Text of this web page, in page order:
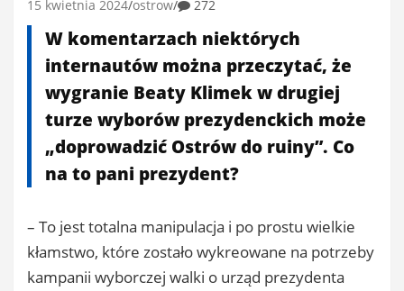
15 kwietnia 2024 ostrow 272
W komentarzach niektórych
internautów można przeczytać, że
wygranie Beaty Klimek w drugiej
turze wyborów prezydenckich może
„doprowadzić Ostrów do ruiny”. Co
na to pani prezydent?
– To jest totalna manipulacja i po prostu wielkie
kłamstwo, które zostało wykreowane na potrzeby
kampanii wyborczej walki o urząd prezydenta